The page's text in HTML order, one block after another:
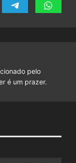
pelo
é um prazer.